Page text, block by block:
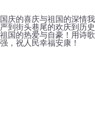
庆的喜庆与祖国的深情我
到街头巷尾的欢庆到历史
国的热爱与自豪！用诗歌
，祝人民幸福安康！